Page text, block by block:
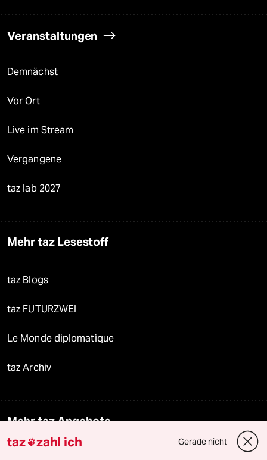
Veranstaltungen
Demnächst
Vor Ort
Live im Stream
Vergangene
taz lab 2027
Mehr taz Lesestoff
taz Blogs
taz FUTURZWEI
Le Monde diplomatique
taz Archiv
Mehr taz Angebote
taz zahl ich Gerade nicht